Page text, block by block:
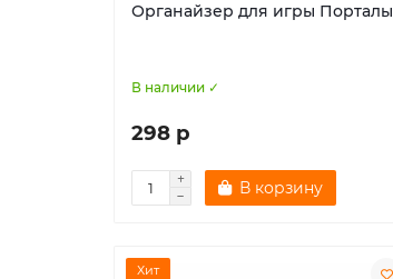
Органайзер для игры Порталы
В наличии ✓
298 р
В корзину
Хит